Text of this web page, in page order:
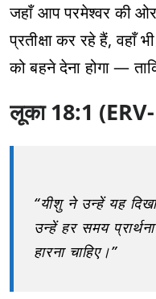
जहाँ आप परमेश्वर की
प्रतीक्षा कर रहे हैं,
को बहने देना होगा —
लूका 18:1
“यीशु ने उन्हें यह
उन्हें हर समय
हारना चाहिए।”